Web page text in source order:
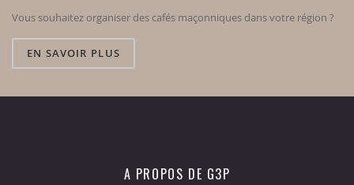
Vous souhaitez organiser des cafés maçonniques dans votre région ?
EN SAVOIR PLUS
A PROPOS DE G3P